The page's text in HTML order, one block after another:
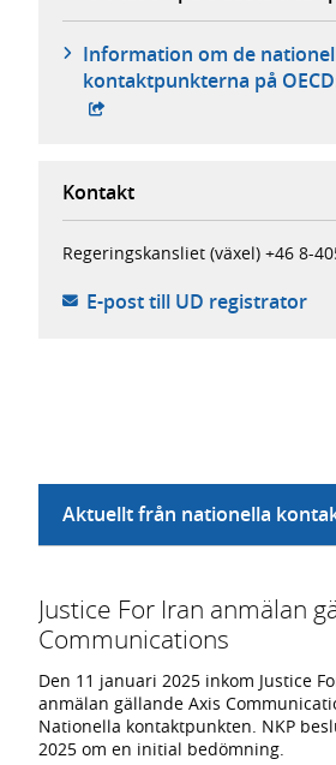
Information om de
kontaktpunkterna på
Kontakt
Regeringskansliet (växel) +46 8-
E-post till UD registrator-
Aktuellt från nationella
Justice For Iran anmälan
Communications
Den 11 januari 2025 inkom Justice
anmälan gällande Axis
Nationella kontaktpunkten. NKP
2025 om en initial bedömning.